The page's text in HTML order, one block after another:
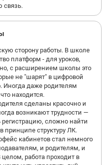
связь.
сторону работы. В школе
платформ - для уроков,
с расширением школы это
не "шарят" в цифровой
Иногда даже родителям
находится.
сделаны красочно и
возникают трудности —
сложно найти
структуру ЛК.
кабинетов стал немного
и родителям, и
работа проходит в